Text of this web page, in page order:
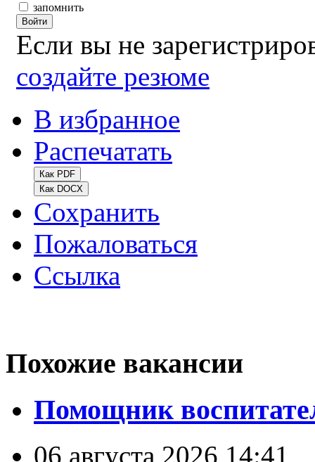
запомнить
Войти
Если вы не
создайте резюме
В избранное
Распечатать
Как PDF
Как DOCX
Сохранить
Пожаловаться
Ссылка
Похожие вакансии
Помощник
06 августа 2026 14:41